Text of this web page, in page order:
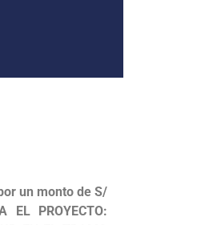
un monto de S/
EL PROYECTO: